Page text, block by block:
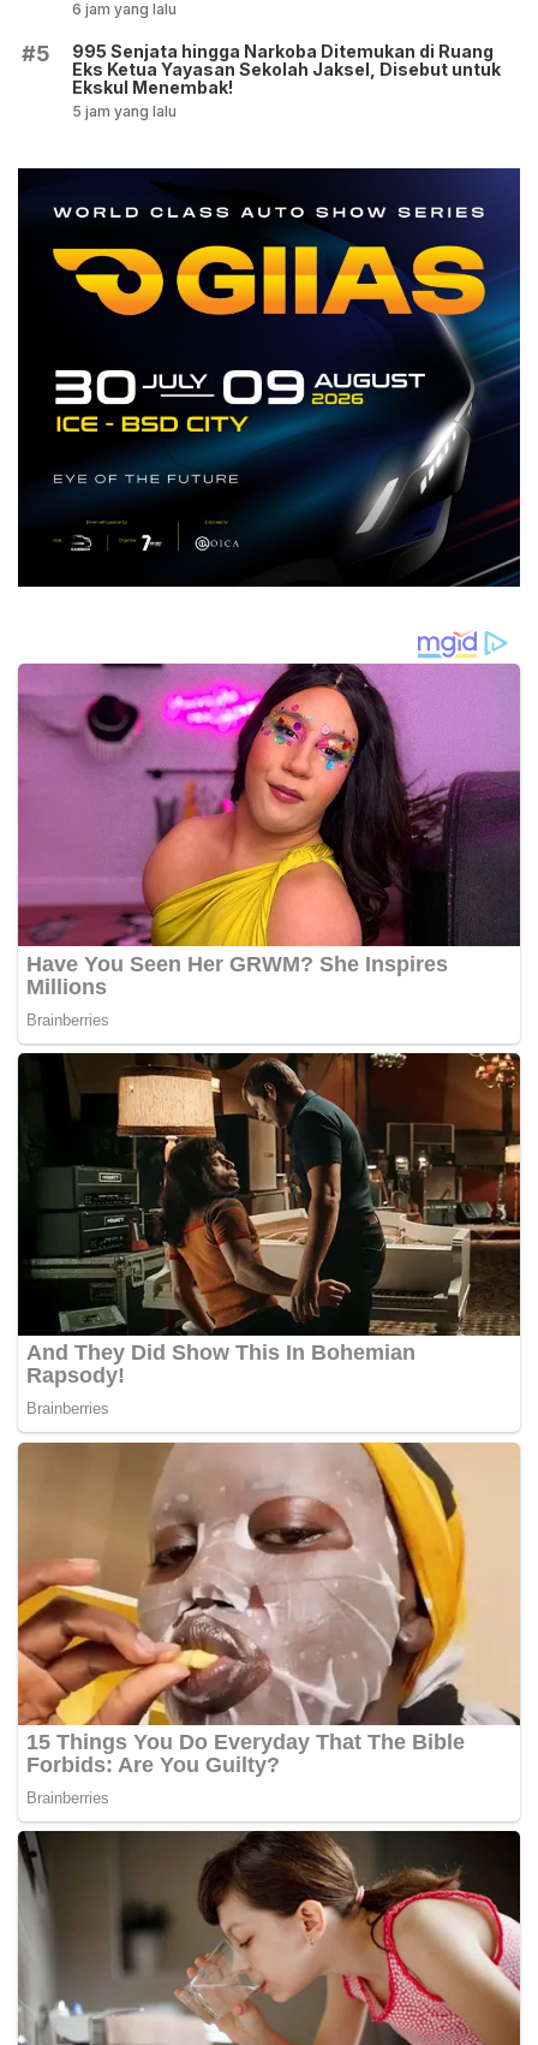
6 jam yang lalu
#5
995 Senjata hingga Narkoba Ditemukan di Ruang
Eks Ketua Yayasan Sekolah Jaksel, Disebut untuk
Ekskul Menembak!
5 jam yang lalu